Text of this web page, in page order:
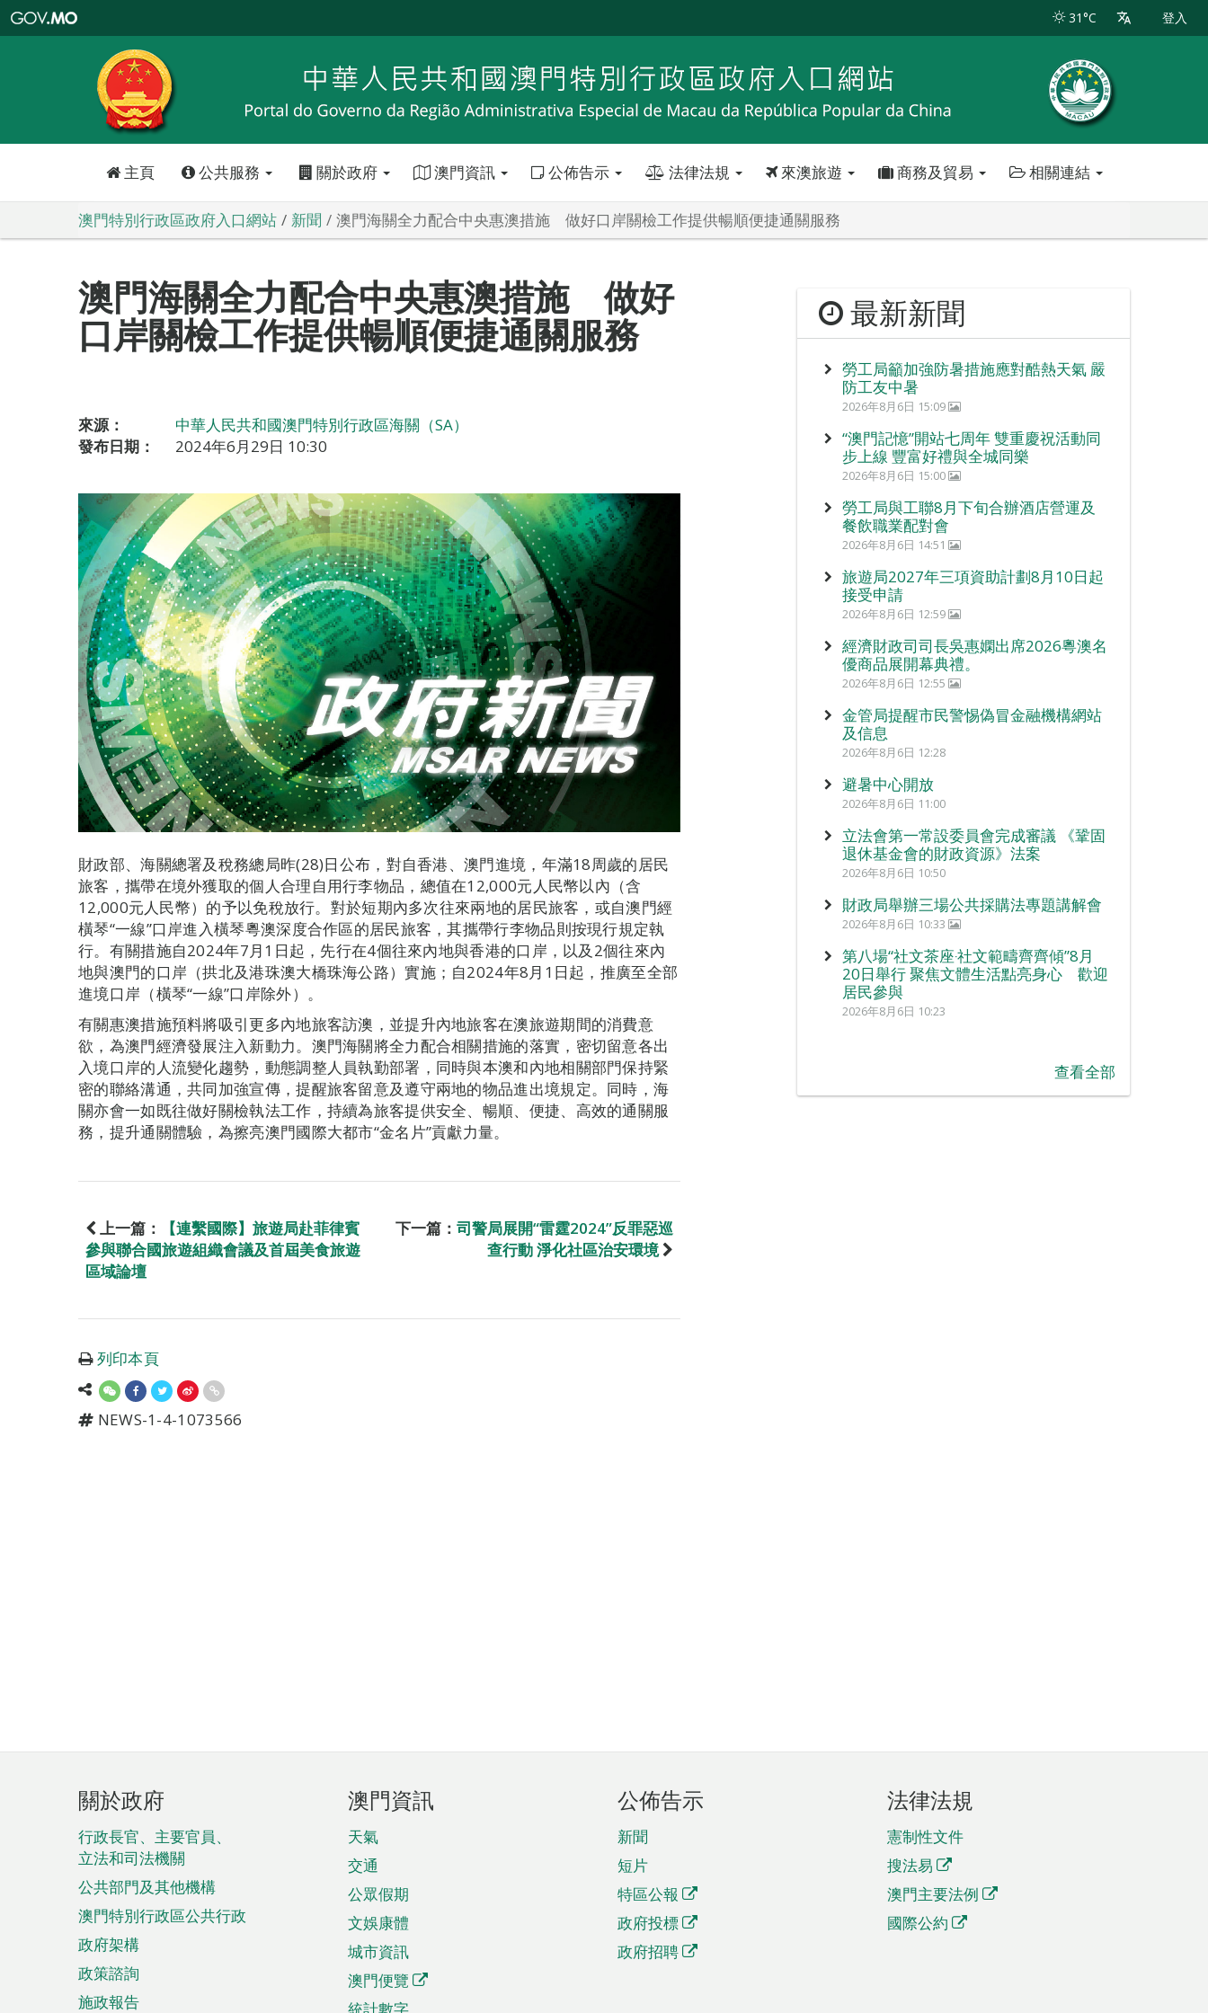
特
政
區
政
口
31°C 登入
主頁 公共服務 關於政府 澳門資訊 公佈告示 法律法規 來澳旅遊 商務及貿易 相關連結
澳門特別行政區政府入口網站 新聞 澳門海關全力配合中央惠澳措施 做好口岸關檢工作提供暢順便捷通關服務
澳門海關全力配合中央惠澳措施 做好
口岸關檢工作提供暢順便捷通關服務
來源：
中華人民共和國澳門特別行政區海關（SA）
發布日期：
2024年6月29日 10:30
財政部、海關總署及稅務總局昨(28)日公布，對自香港、澳門進境，年滿18周歲的居民
旅客，攜帶在境外獲取的個人合理自用行李物品，總值在12,000元人民幣以內（含
12,000元人民幣）的予以免稅放行。對於短期內多次往來兩地的居民旅客，或自澳門經
橫琴“一線”口岸進入橫琴粵澳深度合作區的居民旅客，其攜帶行李物品則按現行規定執
行。有關措施自2024年7月1日起，先行在4個往來內地與香港的口岸，以及2個往來內
地與澳門的口岸（拱北及港珠澳大橋珠海公路）實施；自2024年8月1日起，推廣至全部
進境口岸（橫琴“一線”口岸除外）。
有關惠澳措施預料將吸引更多內地旅客訪澳，並提升內地旅客在澳旅遊期間的消費意
欲，為澳門經濟發展注入新動力。澳門海關將全力配合相關措施的落實，密切留意各出
入境口岸的人流變化趨勢，動態調整人員執勤部署，同時與本澳和內地相關部門保持緊
密的聯絡溝通，共同加強宣傳，提醒旅客留意及遵守兩地的物品進出境規定。同時，海
關亦會一如既往做好關檢執法工作，持續為旅客提供安全、暢順、便捷、高效的通關服
務，提升通關體驗，為擦亮澳門國際大都市“金名片”貢獻力量。
上一篇：
【連繫國際】旅遊局赴菲律賓
參與聯合國旅遊組織會議及首屆美食旅遊
區域論壇
下一篇： 司警局展開“雷霆2024”反罪惡巡
查行動 淨化社區治安環境
列印本頁
NEWS-1-4-1073566
最新新聞
勞工局籲加強防暑措施應對酷熱天氣 嚴
防工友中暑
2026年8月6日 15:09
“澳門記憶”開站七周年 雙重慶祝活動同
步上線 豐富好禮與全城同樂
2026年8月6日 15:00
勞工局與工聯8月下旬合辦酒店營運及
餐飲職業配對會
2026年8月6日 14:51
旅遊局2027年三項資助計劃8月10日起
接受申請
2026年8月6日 12:59
經濟財政司司長吳惠嫻出席2026粵澳名
優商品展開幕典禮。
2026年8月6日 12:55
金管局提醒市民警惕偽冒金融機構網站
及信息
2026年8月6日 12:28
避暑中心開放
2026年8月6日 11:00
立法會第一常設委員會完成審議 《鞏固
退休基金會的財政資源》法案
2026年8月6日 10:50
財政局舉辦三場公共採購法專題講解會
2026年8月6日 10:33
第八場“社文茶座‧社文範疇齊齊傾”8月
20日舉行 聚焦文體生活點亮身心 歡迎
居民參與
2026年8月6日 10:23
查看全部
頁
腳
菜
單
關於政府
行政長官、主要官員、
立法和司法機關
公共部門及其他機構
澳門特別行政區公共行政
政府架構
政策諮詢
施政報告
澳門資訊
天氣
交通
公眾假期
文娛康體
城市資訊
澳門便覽
公佈告示
新聞
短片
特區公報
政府投標
政府招聘
法律法規
憲制性文件
搜法易
澳門主要法例
國際公約